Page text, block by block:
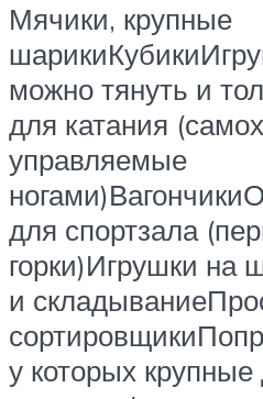
Мячики, крупные
можно тянуть и
для катания
управляемые
для спортзала
горки)Игрушки на
и
у которых крупные